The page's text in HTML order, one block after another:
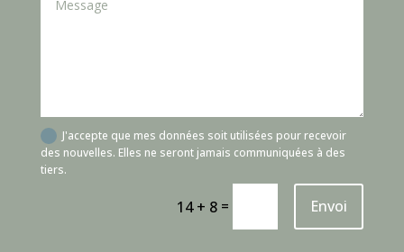
J'accepte que mes données soit utilisées pour recevoir
des nouvelles. Elles ne seront jamais communiquées à des
tiers.
14 + 8 = Envoi